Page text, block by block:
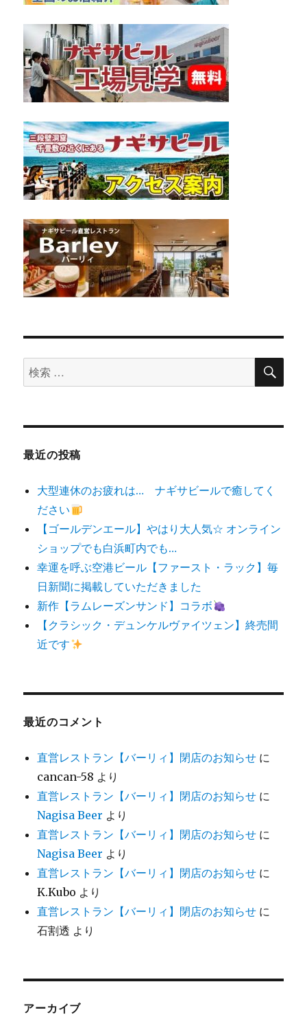
検
索
象:
検
最近の投稿
大型連休のお疲れは… ナギサビールで癒してく
ださい
【ゴールデンエール】やはり大人気☆ オンライン
ショップでも白浜町内でも…
幸運を呼ぶ空港ビール【ファースト・ラック】毎
日新聞に掲載していただきました
新作【ラムレーズンサンド】コラボ
【クラシック・デュンケルヴァイツェン】終売間
近です
最近のコメント
直営レストラン【バーリィ】閉店のお知らせ に
cancan-58 より
直営レストラン【バーリィ】閉店のお知らせ に
Nagisa Beer より
直営レストラン【バーリィ】閉店のお知らせ に
Nagisa Beer より
直営レストラン【バーリィ】閉店のお知らせ に
K.Kubo より
直営レストラン【バーリィ】閉店のお知らせ に
石割透 より
アーカイブ